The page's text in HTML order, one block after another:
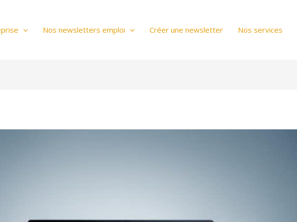
Nos newsletters emploi Créer une newsletter Nos services